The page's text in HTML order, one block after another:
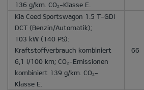
136 g/km. CO₂-Klasse E.
Kia Ceed Sportswagon 1.5 T-GDI
DCT (Benzin/Automatik);
103 kW (140 PS):
Kraftstoffverbrauch kombiniert
6,1 l/100 km; CO₂-Emissionen
kombiniert 139 g/km. CO₂-
Klasse E.
66